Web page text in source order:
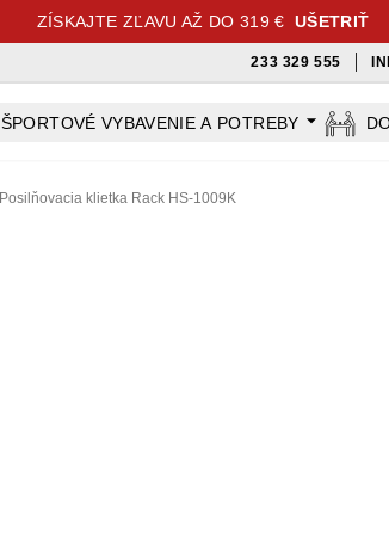
ZÍSKAJTE ZĽAVU AŽ DO 319 € UŠETRIŤ
233 329 555
ŠPORTOVÉ VYBAVENIE A POTREBY
Posilňovacia klietka Rack HS-1009K